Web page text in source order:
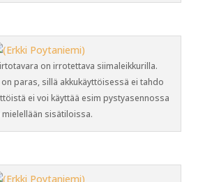
on irrotettava siimaleikkurilla.
paras, sillä akkukäyttöisessä ei tahdo
ei voi käyttää esim pystyasennossa
mielellään sisätiloissa.